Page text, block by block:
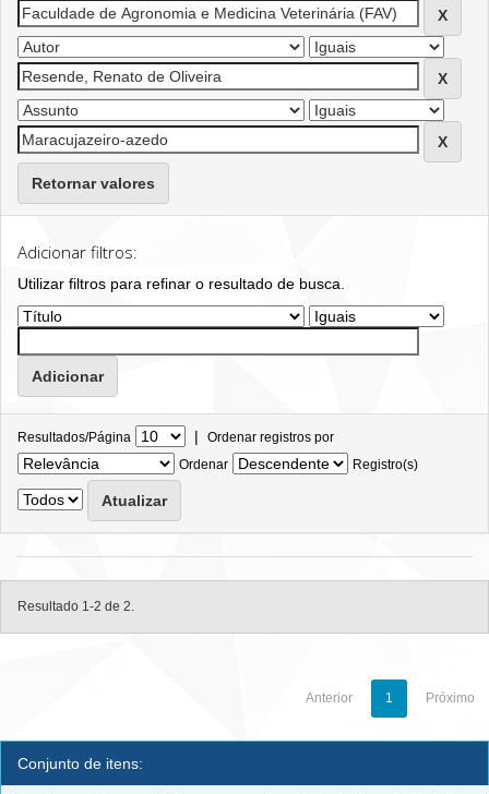
Retornar valores
Adicionar filtros:
Utilizar filtros para refinar o resultado de busca.
Resultados/Página | Ordenar registros por
Ordenar
Registro(s)
Resultado 1-2 de 2.
Anterior 1 Próximo
Conjunto de itens: